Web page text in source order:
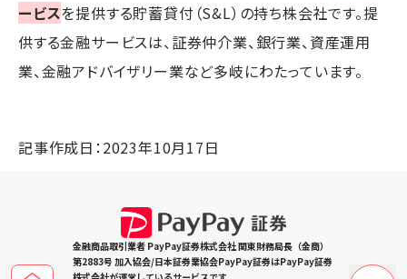
ービスを提供する貯蓄貸付（S&L）の持ち株会社です。提
供する金融サービスは、証券仲介業、銀行業、資産運用
業、金融アドバイザリー業など多岐にわたっています。
記事作成日：2023年10月17日
金融商品取引業者 PayPay証券株式会社 関東財務局長（金商）
第2883号 加入協会/日本証券業協会PayPay証券はPayPay証券